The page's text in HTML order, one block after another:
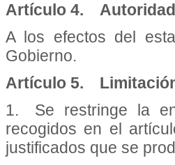
Artículo 4. Autoridad
A los efectos del
Gobierno.
Artículo 5.
1. Se restringe la
recogidos en el
justificados que se